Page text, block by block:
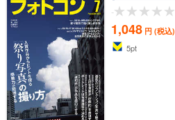
-
1,048 円 (税込)
5pt